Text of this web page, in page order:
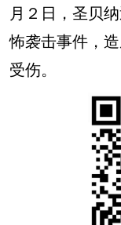
月２日，圣贝
怖袭击事件，
受伤。